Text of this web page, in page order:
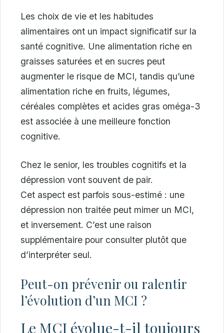
Les choix de vie et les habitudes
alimentaires ont un impact significatif sur la
santé cognitive. Une alimentation riche en
graisses saturées et en sucres peut
augmenter le risque de MCI, tandis qu’une
alimentation riche en fruits, légumes,
céréales complètes et acides gras oméga-3
est associée à une meilleure fonction
cognitive.
Chez le senior, les troubles cognitifs et la
dépression vont souvent de pair.
Cet aspect est parfois sous-estimé : une
dépression non traitée peut mimer un MCI,
et inversement. C’est une raison
supplémentaire pour consulter plutôt que
d’interpréter seul.
Peut-on prévenir ou ralentir
l’évolution d’un MCI ?
Le MCI évolue-t-il toujours